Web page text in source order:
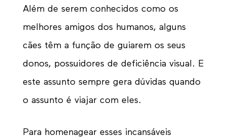
Além de serem conhecidos como os
melhores amigos dos humanos, alguns
cães têm a função de guiarem os seus
donos, possuidores de deficiência visual. E
este assunto sempre gera dúvidas quando
o assunto é viajar com eles.
Para homenagear esses incansáveis